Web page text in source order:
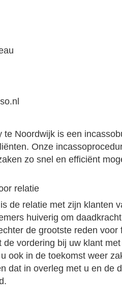
te Noordwijk is een
Onze
zo snel en efficiënt
relatie
de relatie met zijn klanten
huiverig om
de grootste reden voor
de vordering bij uw klant
ook in de toekomst weer
dat in overleg met u en de